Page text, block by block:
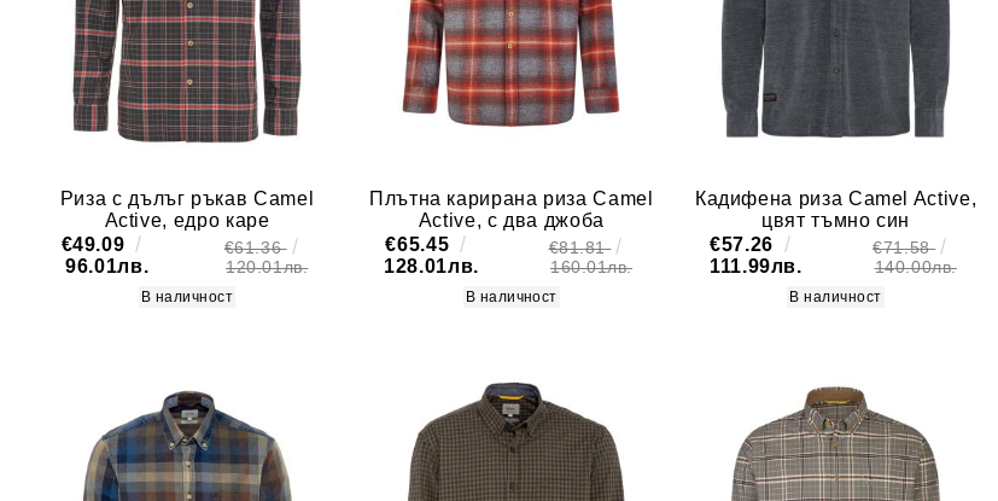
Риза с дълъг ръкав Camel
Active, едро каре
€49.09
96.01лв.
€61.36
120.01лв.
В наличност
Плътна карирана риза Camel
Active, с два джоба
€65.45
128.01лв.
€81.81
160.01лв.
В наличност
Кадифена риза Camel Active,
цвят тъмно син
€57.26
111.99лв.
€71.58
140.00лв.
В наличност